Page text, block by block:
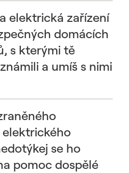
elektrická zařízení
domácích
s kterými tě
a umíš s nimi
se ho
pomoc dospělé